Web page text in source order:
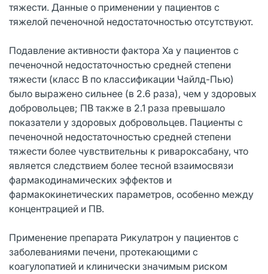
тяжести. Данные о применении у пациентов с
тяжелой печеночной недостаточностью отсутствуют.
Подавление активности фактора Xa у пациентов с
печеночной недостаточностью средней степени
тяжести (класс В по классификации Чайлд-Пью)
было выражено сильнее (в 2.6 раза), чем у здоровых
добровольцев; ПВ также в 2.1 раза превышало
показатели у здоровых добровольцев. Пациенты с
печеночной недостаточностью средней степени
тяжести более чувствительны к ривароксабану, что
является следствием более тесной взаимосвязи
фармакодинамических эффектов и
фармакокинетических параметров, особенно между
концентрацией и ПВ.
Применение препарата Рикулатрон у пациентов с
заболеваниями печени, протекающими с
коагулопатией и клинически значимым риском